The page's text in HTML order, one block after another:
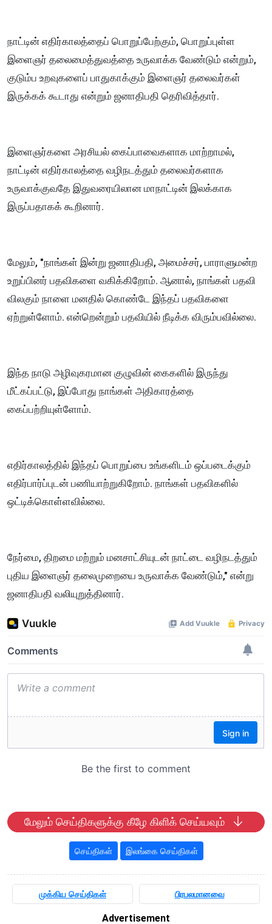
நாட்டின் எதிர்காலத்தைப் பொறுப்பேற்கும், பொறுப்புள்ள
இளைஞர் தலைமைத்துவத்தை உருவாக்க வேண்டும் என்றும்,
குடும்ப உறவுகளைப் பாதுகாக்கும் இளைஞர் தலைவர்கள்
இருக்கக் கூடாது என்றும் ஜனாதிபதி தெரிவித்தார்.
இளைஞர்களை அரசியல் கைப்பாவைகளாக மாற்றாமல்,
நாட்டின் எதிர்காலத்தை வழிநடத்தும் தலைவர்களாக
உருவாக்குவதே இதுவரையிலான மாநாட்டின் இலக்காக
இருப்பதாகக் கூறினார்.
மேலும், "நாங்கள் இன்று ஜனாதிபதி, அமைச்சர், பாராளுமன்ற
உறுப்பினர் பதவிகளை வகிக்கிறோம். ஆனால், நாங்கள் பதவி
விலகும் நாளை மனதில் கொண்டே இந்தப் பதவிகளை
ஏற்றுள்ளோம். என்றென்றும் பதவியில் நீடிக்க விரும்பவில்லை.
இந்த நாடு அழிவுகரமான குழுவின் கைகளில் இருந்து
மீட்கப்பட்டு, இப்போது நாங்கள் அதிகாரத்தை
கைப்பற்றியுள்ளோம்.
எதிர்காலத்தில் இந்தப் பொறுப்பை உங்களிடம் ஒப்படைக்கும்
எதிர்பார்ப்புடன் பணியாற்றுகிறோம். நாங்கள் பதவிகளில்
ஒட்டிக்கொள்ளவில்லை.
நேர்மை, திறமை மற்றும் மனசாட்சியுடன் நாட்டை வழிநடத்தும்
புதிய இளைஞர் தலைமுறையை உருவாக்க வேண்டும்," என்று
ஜனாதிபதி வலியுறுத்தினார்.
மேலும் செய்திகளுக்கு கீழே கிளிக் செய்யவும்
செய்திகள் இலங்கை செய்திகள்
முக்கிய செய்திகள் பிரபலமானவை
Advertisement